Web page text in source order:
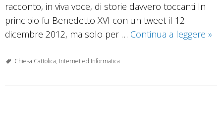
racconto, in viva voce, di storie davvero toccanti In
principio fu Benedetto XVI con un tweet il 12
dicembre 2012, ma solo per … Continua a leggere La
»
Chiesa Cattolica, Internet ed Informatica